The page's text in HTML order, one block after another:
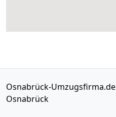
Osnabrück-Umzugsfirma.de
Osnabrück